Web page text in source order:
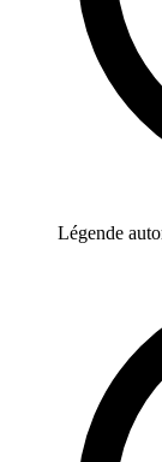
Légende